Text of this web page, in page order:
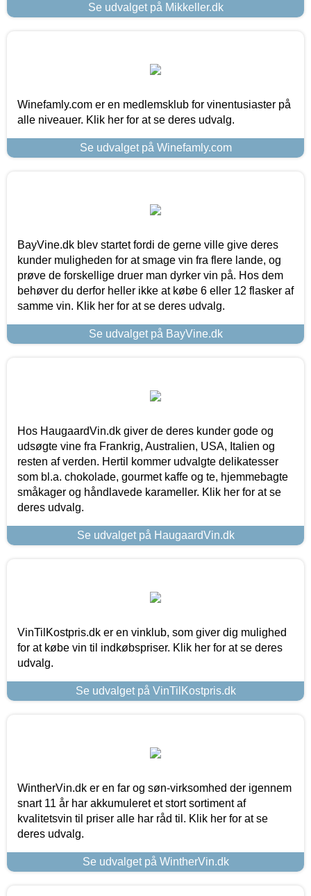
Se udvalget på Mikkeller.dk
Winefamly.com er en medlemsklub for vinentusiaster på
alle niveauer. Klik her for at se deres udvalg.
Se udvalget på Winefamly.com
BayVine.dk blev startet fordi de gerne ville give deres
kunder muligheden for at smage vin fra flere lande, og
prøve de forskellige druer man dyrker vin på. Hos dem
behøver du derfor heller ikke at købe 6 eller 12 flasker af
samme vin. Klik her for at se deres udvalg.
Se udvalget på BayVine.dk
Hos HaugaardVin.dk giver de deres kunder gode og
udsøgte vine fra Frankrig, Australien, USA, Italien og
resten af verden. Hertil kommer udvalgte delikatesser
som bl.a. chokolade, gourmet kaffe og te, hjemmebagte
småkager og håndlavede karameller. Klik her for at se
deres udvalg.
Se udvalget på HaugaardVin.dk
VinTilKostpris.dk er en vinklub, som giver dig mulighed
for at købe vin til indkøbspriser. Klik her for at se deres
udvalg.
Se udvalget på VinTilKostpris.dk
WintherVin.dk er en far og søn-virksomhed der igennem
snart 11 år har akkumuleret et stort sortiment af
kvalitetsvin til priser alle har råd til. Klik her for at se
deres udvalg.
Se udvalget på WintherVin.dk